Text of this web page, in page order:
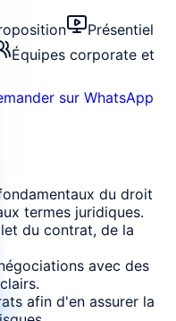
Présentiel
Équipes corporate et
sur WhatsApp
du droit
termes juridiques.
du contrat, de la
avec des
afin d'en assurer la